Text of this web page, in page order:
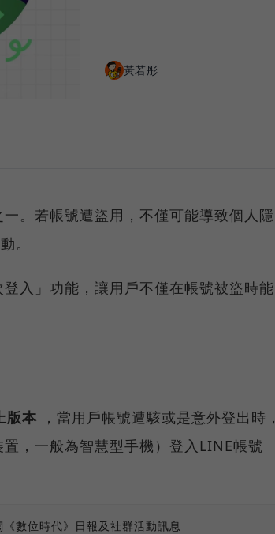
黃若彤
。若帳號遭盜用，不僅可能導致個人隱
。
入」功能，讓用戶不僅在帳號被盜時能
版本 ，當用戶帳號遭駭或是意外登出時
，一般為智慧型手機）登入LINE帳號
數位時代》日報及社群活動訊息